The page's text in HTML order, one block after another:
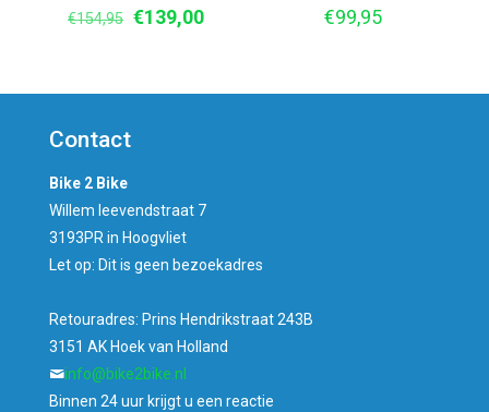
€154,95 Oorspronkelijke
€154,95.
€139,00Huidige
€139,00.
€99,95
Contact
Bike 2 Bike
Willem leevendstraat 7
3193PR in Hoogvliet
Let op: Dit is geen bezoekadres
Retouradres: Prins Hendrikstraat 243B
3151 AK Hoek van Holland
info@bike2bike.nl
Binnen 24 uur krijgt u een reactie